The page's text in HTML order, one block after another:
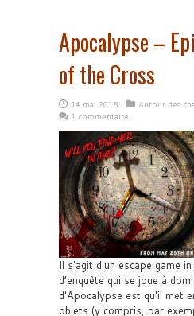
Apocalypse –
of the Cross
14 mai 2018
Autour des
1 commentaire
Il s'agit d'un escape game
d’enquête qui se joue à
d'Apocalypse est qu'il met
objets (y compris, par